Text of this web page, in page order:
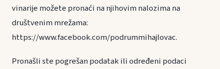
vinarije možete pronaći na njihovim nalozima na
društvenim mrežama:
https://www.facebook.com/podrummihajlovac.
Pronašli ste pogrešan podatak ili određeni podaci